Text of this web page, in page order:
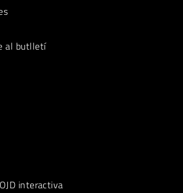
al butlletí
interactiva